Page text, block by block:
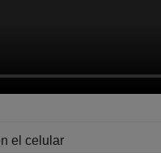
el celular